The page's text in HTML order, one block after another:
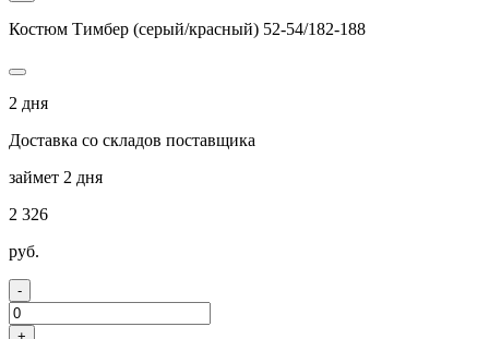
Костюм Тимбер (серый/красный) 52-54/182-188
2 дня
Доставка со складов поставщика
займет 2 дня
2 326
руб.
-